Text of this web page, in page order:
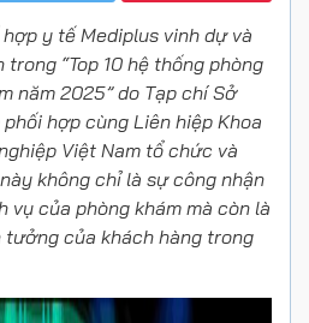
y tế Mediplus vinh dự và
“Top 10 hệ thống phòng
năm 2025” do Tạp chíSở
phối hợp cùng Liên hiệp Khoa
Việt Nam tổ chức và
không chỉ là sự công nhận
của phòng khám mà còn là
của khách hàng trong